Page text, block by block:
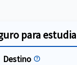
para
Destino help